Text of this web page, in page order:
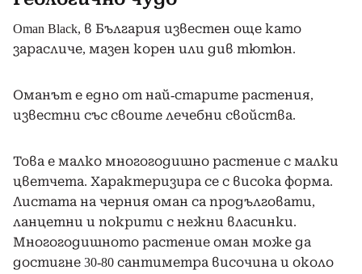
Oman Black, в България известен още като
зарасличе, мазен корен или див тютюн.
Оманът е едно от най-старите растения,
известни със своите лечебни свойства.
Това е малко многогодишно растение с малки
цветчета. Характеризира се с висока форма.
Листата на черния оман са продълговати,
ланцетни и покрити с нежни власинки.
Многогодишното растение оман може да
достигне 30-80 сантиметра височина и около